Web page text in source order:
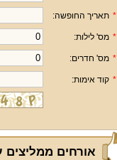
* תאריך החופשה:
* מס' לילות:
* מס' חדרים:
* קוד אימות:
אורחים ממליצים